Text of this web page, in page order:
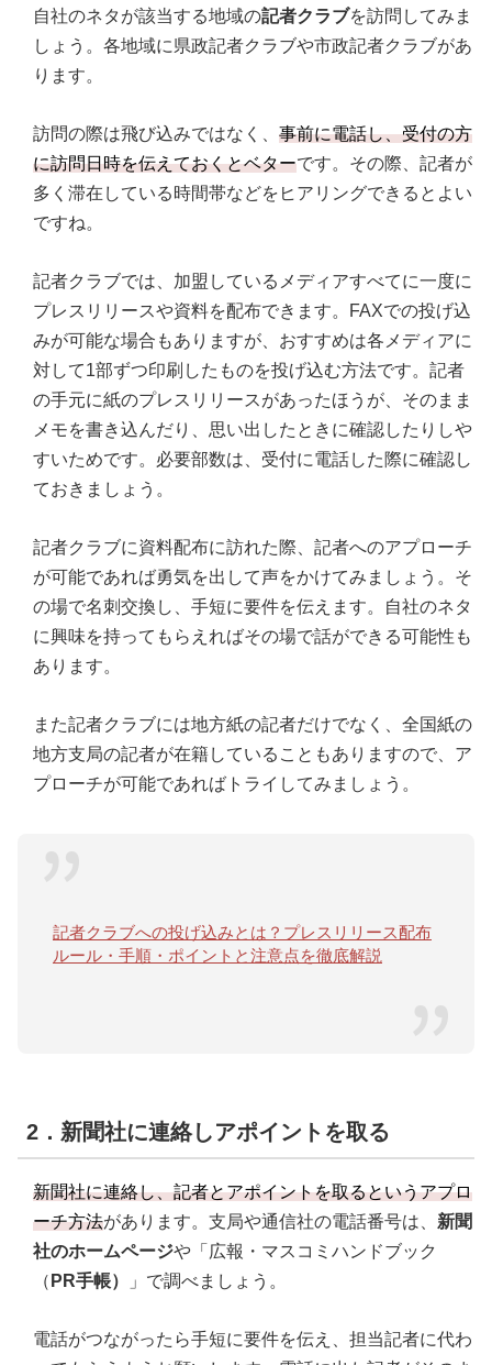
自社のネタが該当する地域の記者クラブを訪問してみま
しょう。各地域に県政記者クラブや市政記者クラブがあ
ります。
訪問の際は飛び込みではなく、 事前に電話し、受付の方
に訪問日時を伝えておくとベターです。その際、記者が
多く滞在している時間帯などをヒアリングできるとよい
ですね。
記者クラブでは、加盟しているメディアすべてに一度に
プレスリリースや資料を配布できます。FAXでの投げ込
みが可能な場合もありますが、おすすめは各メディアに
対して1部ずつ印刷したものを投げ込む方法です。記者
の手元に紙のプレスリリースがあったほうが、そのまま
メモを書き込んだり、思い出したときに確認したりしや
すいためです。必要部数は、受付に電話した際に確認し
ておきましょう。
記者クラブに資料配布に訪れた際、記者へのアプローチ
が可能であれば勇気を出して声をかけてみましょう。そ
の場で名刺交換し、手短に要件を伝えます。自社のネタ
に興味を持ってもらえればその場で話ができる可能性も
あります。
また記者クラブには地方紙の記者だけでなく、全国紙の
地方支局の記者が在籍していることもありますので、ア
プローチが可能であればトライしてみましょう。
記者クラブへの投げ込みとは？プレスリリース配布
ルール・手順・ポイントと注意点を徹底解説
2．新聞社に連絡しアポイントを取る
新聞社に連絡し、記者とアポイントを取るというアプロ
ーチ方法があります。支局や通信社の電話番号は、 新聞
社のホームページや「広報・マスコミハンドブック
（ PR手帳） 」で調べましょう。
電話がつながったら手短に要件を伝え、担当記者に代わ